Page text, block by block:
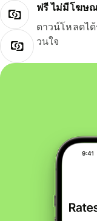
ฟรี ไม่มีโฆษ
ดาวน์โหลดไ
วนใจ